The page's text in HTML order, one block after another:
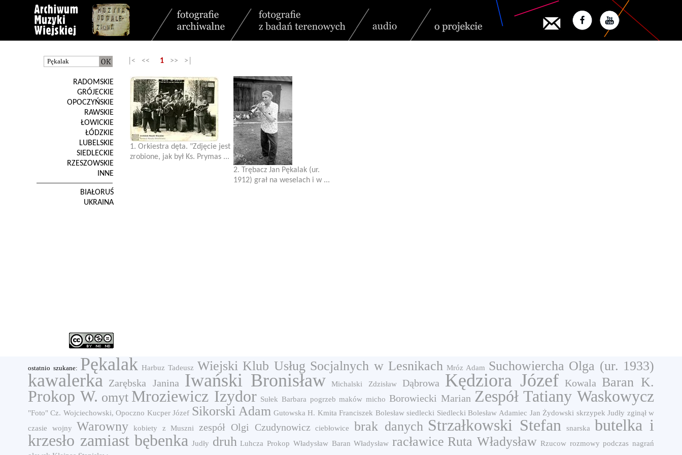
RADOMSKIE
GRÓJECKIE
OPOCZYŃSKIE
RAWSKIE
ŁOWICKIE
ŁÓDZKIE
LUBELSKIE
SIEDLECKIE
RZESZOWSKIE
INNE
BIAŁORUŚ
UKRAINA
|< << 1 >> >|
1. Orkiestra dęta. "Zdjęcie jest
zrobione, jak był Ks. Prymas ...
2. Trębacz Jan Pękalak (ur.
1912) grał na weselach i w ...
ostatnio szukane: Pękalak Harbuz Tadeusz Wiejski Klub Usług Socjalnych w Lesnikach Mróz Adam Suchowiercha Olga (ur. 1933)
kawalerka Zarębska Janina Iwański Bronisław Michalski Zdzisław Dąbrowa Kędziora Józef Kowala Baran K.
Prokop W. omyt Mroziewicz Izydor Sułek Barbara pogrzeb maków micho Borowiecki Marian Zespół Tatiany Waskowycz
"Foto" Cz. Wojciechowski, Opoczno Kucper Józef Sikorski Adam Gutowska H. Kmita Franciszek Bolesław siedlecki Siedlecki Bolesław Adamiec Jan Żydowski skrzypek Judły zginął w
czasie wojny
Warowny kobiety z Muszni zespół Olgi Czudynowicz ciebłowice brak danych Strzałkowski Stefan snarska
butelka i
krzesło zamiast bębenka Judły druh Luhcza Prokop Władysław Baran Władysław racławice Ruta Władysław Rzucow rozmowy podczas nagrań